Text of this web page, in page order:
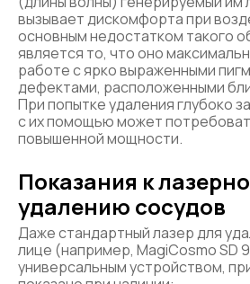
вызывает дискомфорта при
основным недостатком такого
является то, что оно
работе с ярко выраженными
дефектами, расположенными
При попытке удаления глубоко
с их помощью может
повышенной мощности.
Показания к
удалению сосудов
Даже стандартный лазер для
лице (например, MagiCosmo SD
универсальным устройством,